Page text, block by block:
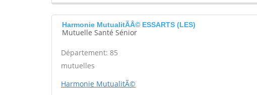
Harmonie MutualitÃÂ© ESSARTS (LES)
Mutuelle Santé Sénior
Département: 85
mutuelles
Harmonie MutualitÃ©